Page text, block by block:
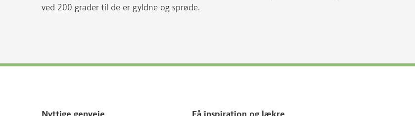
ved 200 grader til de er gyldne og sprøde.